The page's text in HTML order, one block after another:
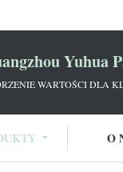
Yuhua
WARTOŚCI DLA
O